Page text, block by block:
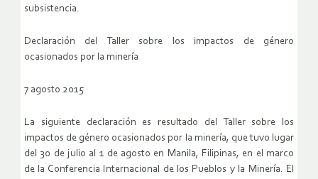
subsistencia.
Declaración del Taller sobre los impactos de género
ocasionados por la minería
7 agosto 2015
La siguiente declaración es resultado del Taller sobre los
impactos de género ocasionados por la minería, que tuvo lugar
del 30 de julio al 1 de agosto en Manila, Filipinas, en el marco
de la Conferencia Internacional de los Pueblos y la Minería. El